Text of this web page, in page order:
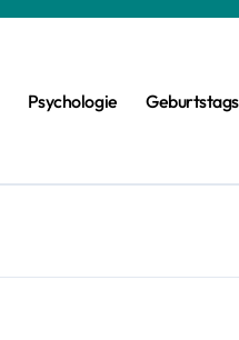
Psychologie